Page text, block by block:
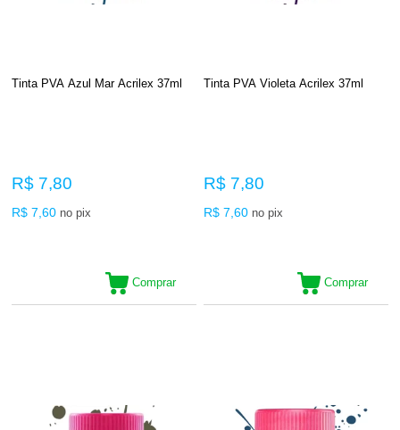
Tinta PVA Azul Mar Acrilex 37ml
R$ 7,80
R$ 7,60 no pix
Comprar
Tinta PVA Violeta Acrilex 37ml
R$ 7,80
R$ 7,60 no pix
Comprar